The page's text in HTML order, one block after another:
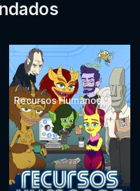
Recursos Humanos